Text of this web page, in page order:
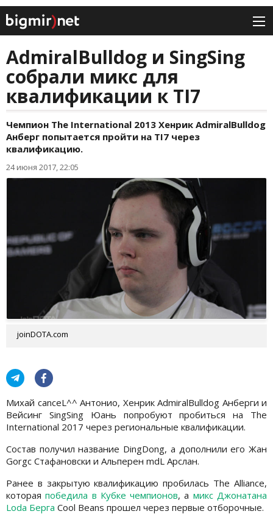
AdmiralBulldog и SingSing
собрали микс для
квалификации к TI7
Чемпион The International 2013 Хенрик AdmiralBulldog
Анберг попытается пройти на TI7 через
квалификацию.
24 июня 2017, 22:05
joinDOTA.com
Михай canceL^^ Антонио, Хенрик AdmiralBulldog Анберги и
Вейсинг SingSing Юань попробуют пробиться на The
International 2017 через региональные квалификации.
Состав получил название DingDong, а дополнили его Жан
Gorgc Стафановски и Альперен mdL Арслан.
Ранее в закрытую квалификацию пробилась The Alliance,
котораяпобедила в Кубке чемпионов, а микс Джонатана
Loda Берга Cool Beans прошел через первые отборочные.